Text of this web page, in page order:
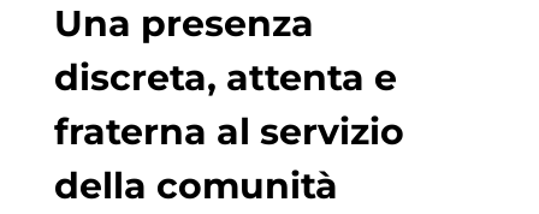
Una presenza
discreta, attenta e
fraterna al servizio
della comunità